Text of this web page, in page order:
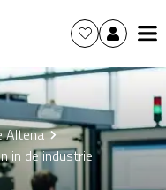
Altena
in de industrie